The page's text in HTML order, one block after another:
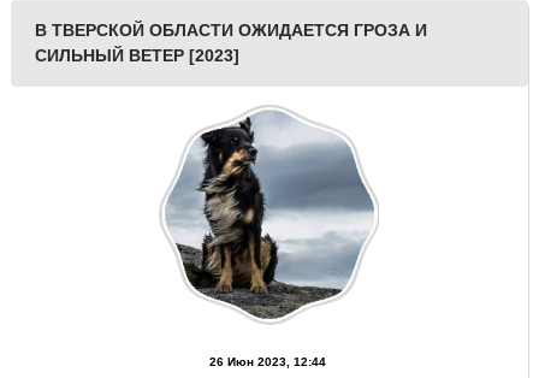
В ТВЕРСКОЙ ОБЛАСТИ ОЖИДАЕТСЯ ГРОЗА И
СИЛЬНЫЙ ВЕТЕР [2023]
26 Июн 2023, 12:44